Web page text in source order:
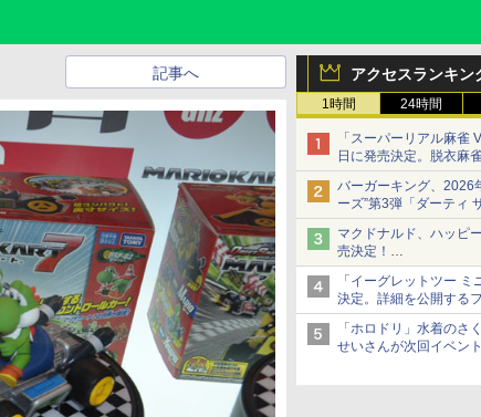
アクセスランキン
1時間 24時間
「スーパーリアル麻雀
日に発売決定。脱衣麻
発売から2週間は20%
バーガーキング、2026
ーズ”第3弾「ダーティ
8月7日発売
「特製ガーリックマヨ
型チーズバーガー
マクドナルド、ハッピ
売決定！
ポケモン30周年記念で
「イーグレットツー
決定。詳細を公開する
20時から配信
シリーズ累計100タイ
「ホロドリ」水着のさ
せいさんが次回イベン
記事へ